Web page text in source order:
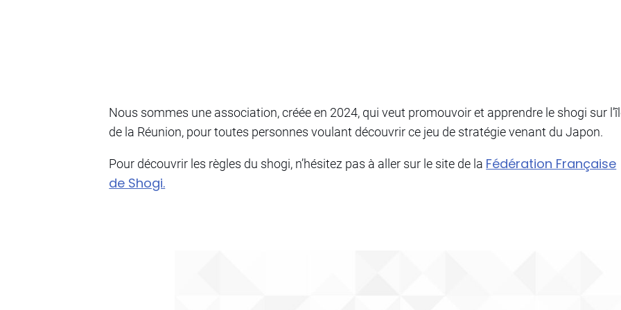
Nous sommes une association, créée en 2024, qui veut promouvoir et apprendre le shogi sur
de la Réunion, pour toutes personnes voulant découvrir ce jeu de stratégie venant du Japon.
Pour découvrir les règles du shogi, n’hésitez pas à aller sur le site de la Fédération Française
de Shogi.